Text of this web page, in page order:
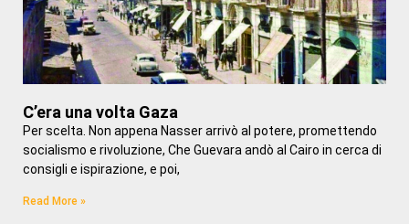
C’era una volta Gaza
Per scelta. Non appena Nasser arrivò al potere, promettendo
socialismo e rivoluzione, Che Guevara andò al Cairo in cerca di
consigli e ispirazione, e poi,
Read More »